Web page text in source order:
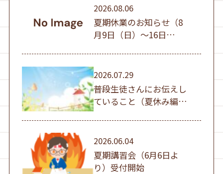
2026.08.06
夏期休業のお知らせ（8
月9日（日）～16日
2026.07.29
普段生徒さんにお伝えし
ていること（夏休み編
①）
2026.06.04
夏期講習会（6月6日よ
り）受付開始